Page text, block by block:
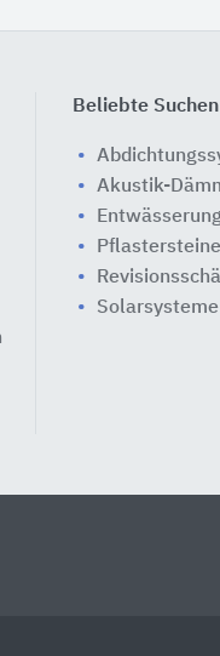
Beliebte Suchen
Akustik-
Solarsysteme